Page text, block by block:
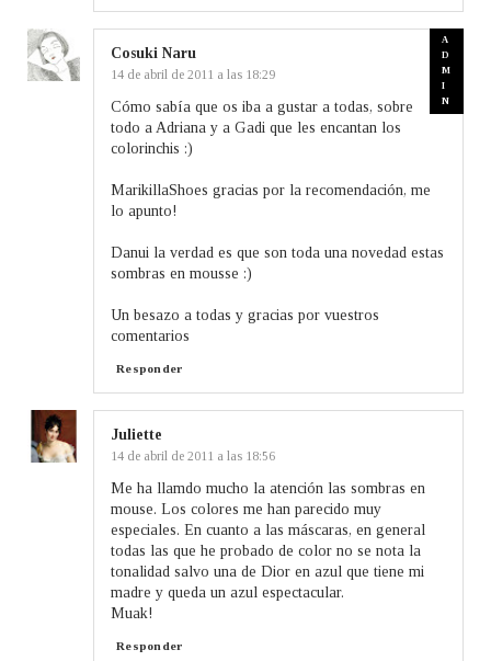
Cosuki Naru
14 de abril de 2011 a las 18:29
Cómo sabía que os iba a gustar a todas, sobre
todo a Adriana y a Gadi que les encantan los
colorinchis :)
MarikillaShoes gracias por la recomendación, me
lo apunto!
Danui la verdad es que son toda una novedad estas
sombras en mousse :)
Un besazo a todas y gracias por vuestros
comentarios
Responder
Juliette
14 de abril de 2011 a las 18:56
Me ha llamdo mucho la atención las sombras en
mouse. Los colores me han parecido muy
especiales. En cuanto a las máscaras, en general
todas las que he probado de color no se nota la
tonalidad salvo una de Dior en azul que tiene mi
madre y queda un azul espectacular.
Muak!
Responder